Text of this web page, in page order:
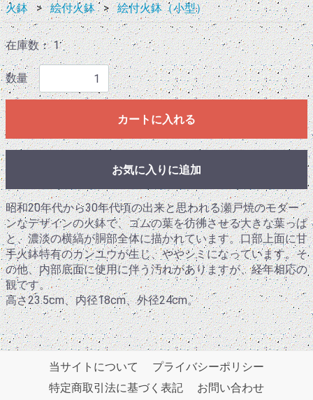
火鉢
絵付火鉢 絵付火鉢（小型）
在庫数： 1
数量
カートに入れる
お気に入りに追加
昭和20年代から30年代頃の出来と思われる瀬戸焼のモダー
ンなデザインの火鉢で、ゴムの葉を彷彿させる大きな葉っぱ
と、濃淡の横縞が胴部全体に描かれています。口部上面に甘
手火鉢特有のカンユウが生じ、ややシミになっています。そ
の他、内部底面に使用に伴う汚れがありますが、経年相応の
観です。
高さ23.5cm、内径18cm、外径24cm。
当サイトについて
プライバシーポリシー
特定商取引法に基づく表記
お問い合わせ